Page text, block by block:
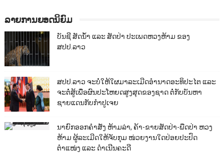
ລາຍການຍອດນິຍົມ
ບັນຊີ ສັດນ້ຳ ແລະ ສັດປ່າ ປະເພດຫວງຫ້າມ ຂອງ
ສປປ.ລາວ
ສປປ.ລາວ ຈະບໍ່ໃຫ້ໃຜມາລະເມີດອຳນາດອະທິປະໄຕ ແລະ
ຈະຕໍ່ສູ້ເພື່ອຜົນປະໂຫຍດສູງສຸດຂອງຊາດ ຕໍ່ກັບບັນຫາ
ຊາຍແດນກັບກຳປູເຈຍ
ນາຍົກອອກຄຳສັ່ງ ຫ້າມລ່າ, ຄ້າ-ຂາຍສັດປ່າ-ພືດປ່າ ຫວງ
ຫ້າມ ຜູ້ລະເມີດໃຫ້ຈັບກຸມ ໜ່ວຍງານໃດປ່ອຍປະປົດ
ຕຳແໜ່ງ ແລະ ດຳເນີນຄະດີ